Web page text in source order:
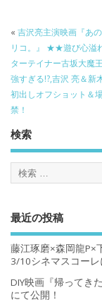
« 吉沢亮主演映画『あ
リコ。』 ★★遊び心溢
ターテイナー古坂大魔
強すぎる!?,吉沢 亮＆新
初出しオフショット＆
禁！
検索
最近の投稿
藤江琢磨×森岡龍P×
3/10シネマスコーレ
DIY映画『帰ってき
にて公開！